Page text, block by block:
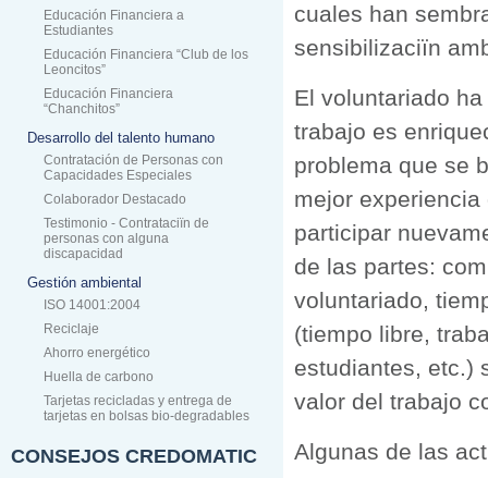
Educación Financiera a
Estudiantes
Educación Financiera “Club de los
Leoncitos”
Educación Financiera
“Chanchitos”
Desarrollo del talento humano
Contratación de Personas con
Capacidades Especiales
Colaborador Destacado
Testimonio - Contrataciïn de
personas con alguna
discapacidad
Gestión ambiental
ISO 14001:2004
Reciclaje
Ahorro energético
Huella de carbono
Tarjetas recicladas y entrega de
tarjetas en bolsas bio-degradables
CONSEJOS CREDOMATIC
cuales han
sensibilizaciïn
El voluntariado
trabajo es
problema que se
mejor
participar
de las partes:
voluntariado,
(tiempo libre,
estudiantes, etc.)
valor del trabajo
Algunas de las